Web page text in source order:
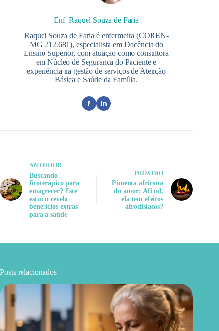
Enf. Raquel Souza de Faria
Raquel Souza de Faria é enfermeira (COREN-
MG 212.681), especialista em Docência do
Ensino Superior, com atuação como consultora
em Núcleo de Segurança do Paciente e
experiência na gestão de serviços de Atenção
Básica e Saúde da Família.
ANTERIOR
Buscando
fitoterápico para
emagrecer? Este
estudo revela
benefícios extras
para a saúde
PRÓXIMO
Pimenta africana
do amor: Afinal,
ela tem efeitos
afrodisíacos?
Posts relacionados